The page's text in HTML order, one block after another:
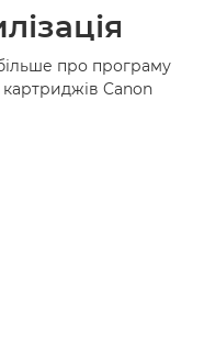
про програму
картриджів Canon